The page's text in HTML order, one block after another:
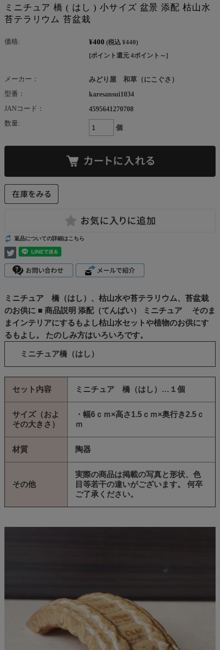
ミニチュア 橋 ( はし ) 小サイズ 盆景 添配 枯山水
苔テラリウム 苔盆栽
価格: ¥400 (税込 ¥440)
[ポイント還元 4ポイント～]
メーカー：
みどり屋 和草（にこぐさ）
型番：
karesansui1034
JANコード：
4595641270708
数量:
個
返品についての詳細はこちら
ミニチュア 橋（はし）、枯山水や苔テラリウム、苔盆栽
のお供に ■ 商品説明 添配（てんぱい） ミニチュア そのま
まインテリアにするもよし枯山水セットや植物のお供にす
るもよし。 たのしみ方はいろいろです。
ミニチュア橋（はし）
セット内容 ミニチュア 橋（はし）…１個
サイズ（およ
その大きさ）
・幅6ｃｍ×高さ1.5ｃｍ×奥行き2.5ｃ
ｍ
材質 陶器
その他
実際の商品は掲載の写真と形状、色
目等若干の違いがございます。 何卒
ご了承ください。